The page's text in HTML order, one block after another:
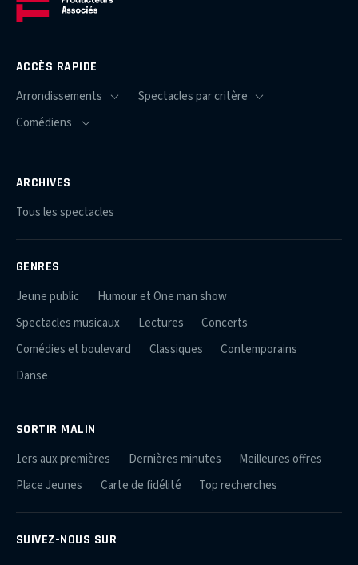
ACCÈS RAPIDE
ARCHIVES
Tous les spectacles
GENRES
Jeune public
Humour et One man show
Spectacles musicaux
Lectures
Concerts
Comédies et boulevard
Classiques
Contemporains
Danse
SORTIR MALIN
1ers aux premières Dernières minutes
Meilleures offres
Place Jeunes
Carte de fidélité Top recherches
SUIVEZ-NOUS SUR